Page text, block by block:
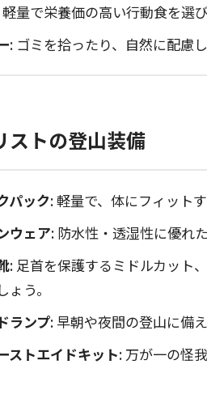
量で栄養価の高い行動食を選び
: ゴミを拾ったり、自然に配慮
ストの登山装備
パック: 軽量で、体にフィット
ウェア: 防水性・透湿性に優れ
: 足首を保護するミドルカット
ょう。
ランプ: 早朝や夜間の登山に備
ストエイドキット: 万が一の怪